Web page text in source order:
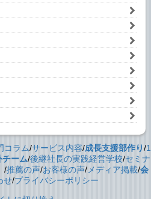
コラム/サービス内容/成長支援部作り/1
チーム/後継社長の実践経営学校/セミナ
/推薦の声/お客様の声/ メディア掲載/会
せ/プライバシーポリシー